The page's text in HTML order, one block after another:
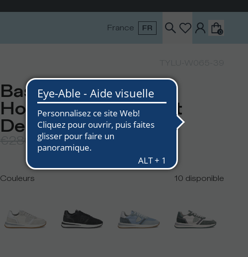
France FR 0
Baskets Tropez 2.1
Homme, Gris Bleu et
Denim
€200
Couleurs 10 disponible